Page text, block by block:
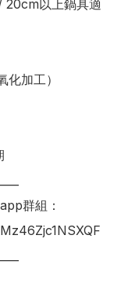
20cm以上鍋具適
加工）
群組：